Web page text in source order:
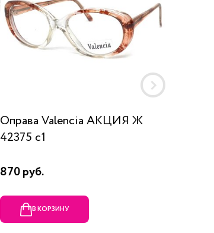
Оправа Valencia AKЦИЯ Ж
42375 c1
870 руб.
В КОРЗИНУ